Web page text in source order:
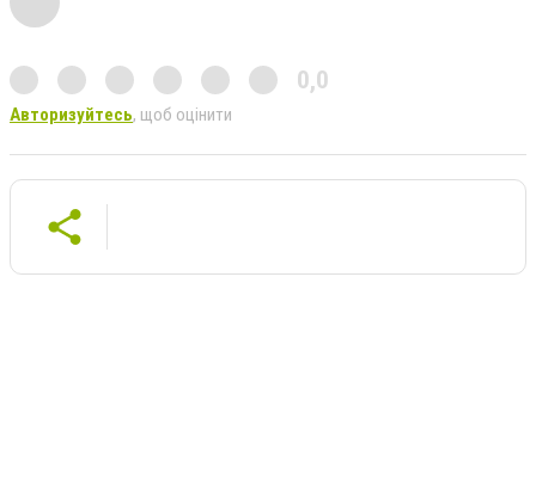
0,0
Авторизуйтесь, щоб оцінити